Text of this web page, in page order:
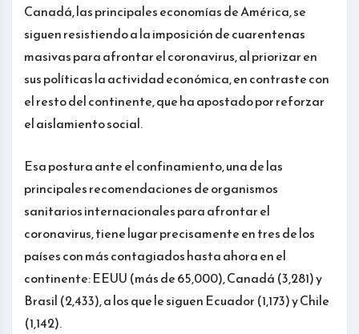
Canadá, las principales economías de América, se
siguen resistiendo a la imposición de cuarentenas
masivas para afrontar el coronavirus, al priorizar en
sus políticas la actividad económica, en contraste con
el resto del continente, que ha apostado por reforzar
el aislamiento social.
Esa postura ante el confinamiento, una de las
principales recomendaciones de organismos
sanitarios internacionales para afrontar el
coronavirus, tiene lugar precisamente en tres de los
países con más contagiados hasta ahora en el
continente: EEUU (más de 65,000), Canadá (3,281) y
Brasil (2,433), a los que le siguen Ecuador (1,173) y Chile
(1,142).